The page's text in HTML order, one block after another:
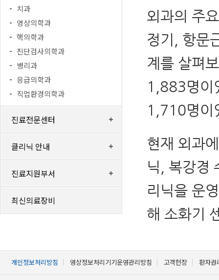
치과
영상의학과
핵의학과
진단검사의학과
병리과
응급의학과
직업환경의학과
진료전문센터
클리닉 안내
진료지원부서
최신의료장비
외과의 주
정기, 항문
계를 살펴
1,883명이
1,710명이
현재 외과
닉, 복강경
리닉을 운
해 소화기
개인정보처리방침 영상정보처리기기운영관리방침 고객헌장 환자권